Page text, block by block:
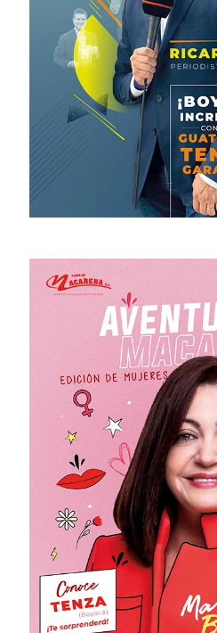
# 47 · Septiembre – Diciembre